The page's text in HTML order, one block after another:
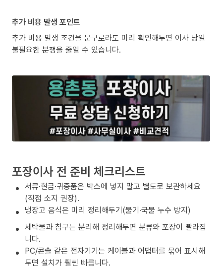
추가 비용 발생 포인트
추가 비용 발생 조건을 문구로라도 미리 확인해두면 이사 당일
불필요한 분쟁을 줄일 수 있습니다.
포장이사 전 준비 체크리스트
서류·현금·귀중품은 박스에 넣지 말고 별도로 보관하세요
(직접 소지 권장).
냉장고 음식은 미리 정리해두기(물기·국물 누수 방지)
세탁물과 침구는 분리해 정리해두면 분류와 포장이 빨라집
니다.
PC/콘솔 같은 전자기기는 케이블과 어댑터를 묶어 표시해
두면 설치가 훨씬 빠릅니다.